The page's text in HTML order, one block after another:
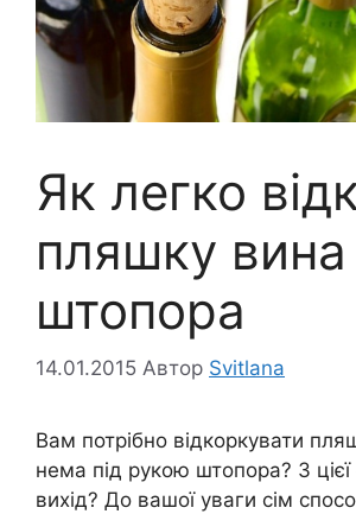
Як легко
пляшку вина
штопора
14.01.2015 Автор Svitlana
Вам потрібно відкоркувати
нема під рукою штопора? З цієї
вихід? До вашої уваги сім